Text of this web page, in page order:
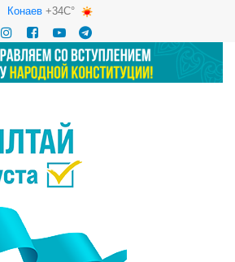
Конаев+34C°